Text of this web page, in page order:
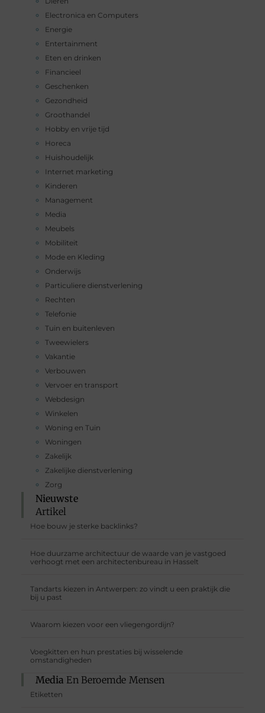
Electronica en Computers
Energie
Entertainment
Eten en drinken
Financieel
Geschenken
Gezondheid
Groothandel
Hobby en vrije tijd
Horeca
Huishoudelijk
Internet marketing
Kinderen
Management
Media
Meubels
Mobiliteit
Mode en Kleding
Onderwijs
Particuliere dienstverlening
Rechten
Telefonie
Tuin en buitenleven
Tweewielers
Vakantie
Verbouwen
Vervoer en transport
Webdesign
Winkelen
Woning en Tuin
Woningen
Zakelijk
Zakelijke dienstverlening
Zorg
Nieuwste
Artikel
Hoe bouw je sterke backlinks?
Hoe duurzame architectuur de waarde van je vastgoed
verhoogt met een architectenbureau in Hasselt
Tandarts kiezen in Antwerpen: zo vindt u een praktijk die
bij u past
Waarom kiezen voor een vliegengordijn?
Voegkitten en hun prestaties bij wisselende
omstandigheden
Media En Beroemde Mensen
Etiketten